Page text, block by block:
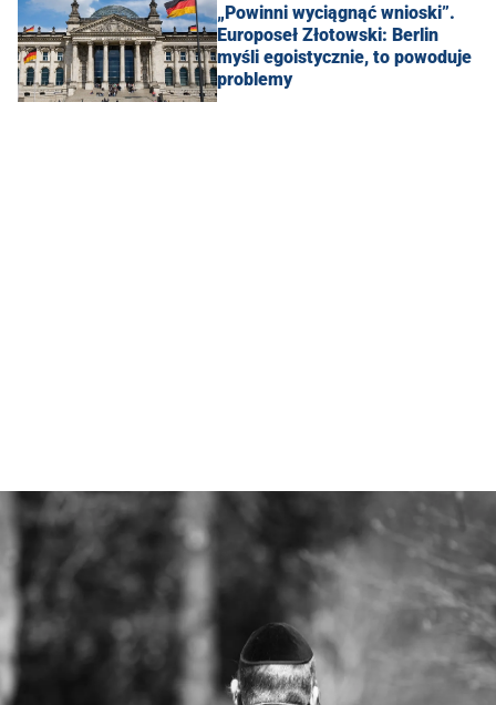
„Powinni wyciągnąć wnioski”.
Europoseł Złotowski: Berlin
myśli egoistycznie, to powoduje
problemy